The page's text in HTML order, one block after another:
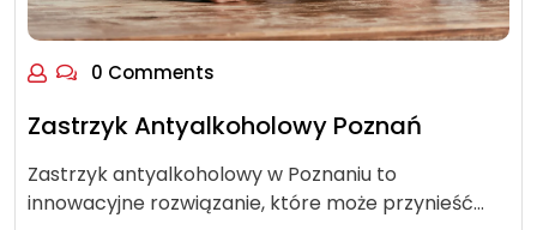
0 Comments
Zastrzyk Antyalkoholowy Poznań
Zastrzyk antyalkoholowy w Poznaniu to
innowacyjne rozwiązanie, które może przynieść…